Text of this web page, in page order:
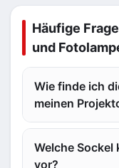
Häufige
und
Wie finde ich
meinen
Welche Sockel
vor?